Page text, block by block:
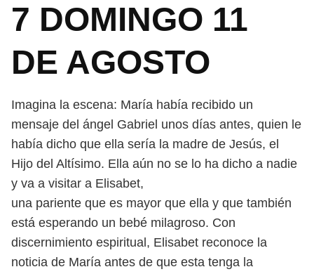
7 DOMINGO 11
DE AGOSTO
Imagina la escena: María había recibido un
mensaje del ángel Gabriel unos días antes, quien le
había dicho que ella sería la madre de Jesús, el
Hijo del Altísimo. Ella aún no se lo ha dicho a nadie
y va a visitar a Elisabet,
una pariente que es mayor que ella y que también
está esperando un bebé milagroso. Con
discernimiento espiritual, Elisabet reconoce la
noticia de María antes de que esta tenga la